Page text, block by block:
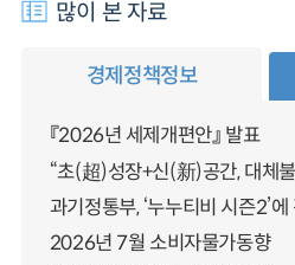
많이 본 자료
경제정책정보
『2026년 세제개편안』 발표
“초(超)성장+신(新)공간, 대체
과기정통부, ‘누누티비 시즌2’
2026년 7월 소비자물가동향